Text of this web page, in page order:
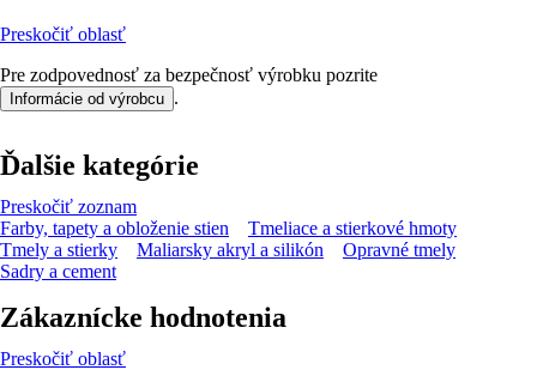
Preskočiť oblasť
Pre zodpovednosť za bezpečnosť výrobku pozrite
Informácie od výrobcu .
Ďalšie kategórie
Preskočiť zoznam
Farby, tapety a obloženie stien
Tmeliace a stierkové hmoty
Tmely a stierky
Maliarsky akryl a silikón
Opravné tmely
Sadry a cement
Zákaznícke hodnotenia
Preskočiť oblasť